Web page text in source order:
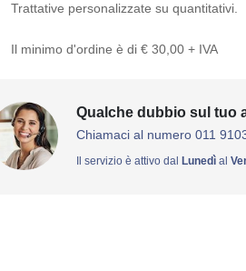
Trattative personalizzate su quantitativi.
Il minimo d'ordine è di € 30,00 + IVA
Qualche dubbio sul tuo
Chiamaci al numero 011
Il servizio è attivo dal Lunedìal